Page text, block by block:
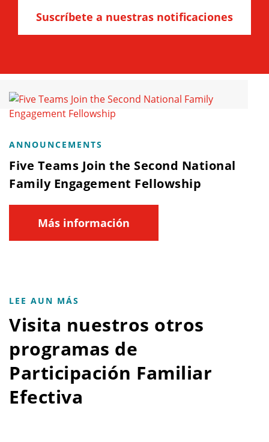
Suscríbete a nuestras notificaciones
ANNOUNCEMENTS
Five Teams Join the Second National
Family Engagement Fellowship
Más información
LEE AUN MÁS
Visita nuestros otros
programas de
Participación Familiar
Efectiva